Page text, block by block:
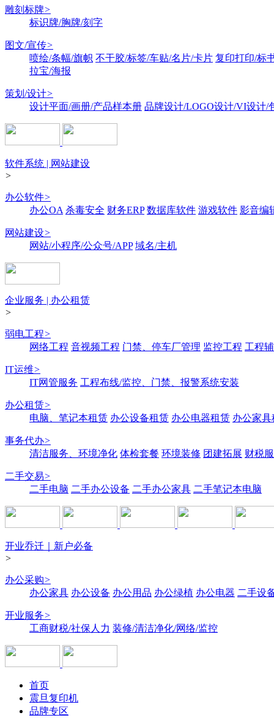
雕刻标牌>
标识牌/胸牌/刻字
图文/宣传>
喷绘/条幅/旗帜 不干胶/标签/车贴/名片/卡片 复印打印/标
拉宝/海报
策划/设计>
设计平面/画册/产品样本册 品牌设计/LOGO设计/VI设计/
软件系统 | 网站建设
>
办公软件>
办公OA 杀毒安全 财务ERP 数据库软件 游戏软件 影音编
网站建设>
网站/小程序/公众号/APP 域名/主机
企业服务 | 办公租赁
>
弱电工程>
网络工程 音视频工程 门禁、停车厂管理 监控工程 工程
IT运维>
IT网管服务 工程布线/监控、门禁、报警系统安装
办公租赁>
电脑、笔记本租赁 办公设备租赁 办公电器租赁 办公家具
事务代办>
清洁服务、环境净化 体检套餐 环境装修 团建拓展 财税
二手交易>
二手电脑 二手办公设备 二手办公家具 二手笔记本电脑
开业乔迁｜新户必备
>
办公采购>
办公家具 办公设备 办公用品 办公绿植 办公电器 二手设
开业服务>
工商财税/社保人力 装修/清洁净化/网络/监控
首页
震旦复印机
品牌专区